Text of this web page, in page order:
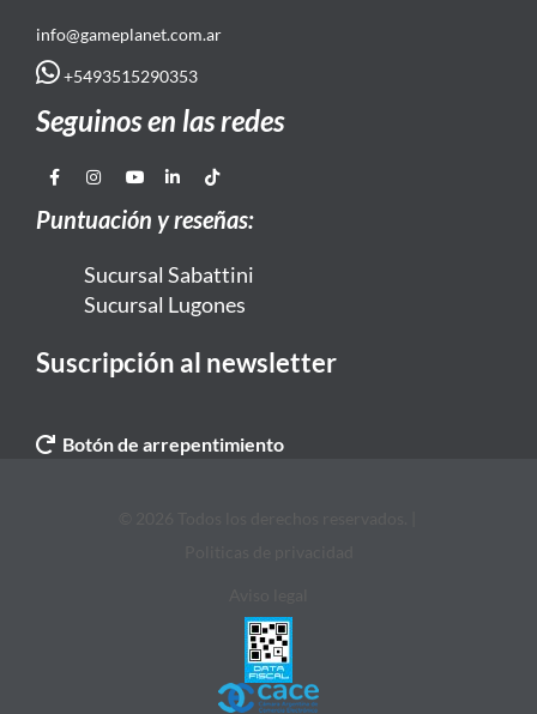
info@gameplanet.com.ar
+5493515290353
Seguinos en las redes
Puntuación y reseñas:
Sucursal Sabattini
Sucursal Lugones
Suscripción al newsletter
Botón de arrepentimiento